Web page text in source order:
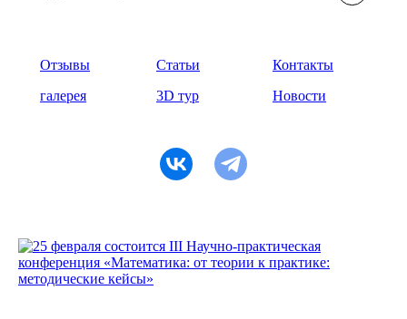
Отзывы Статьи
Контакты
галерея
3D тур Новости